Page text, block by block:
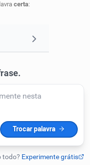
certa: